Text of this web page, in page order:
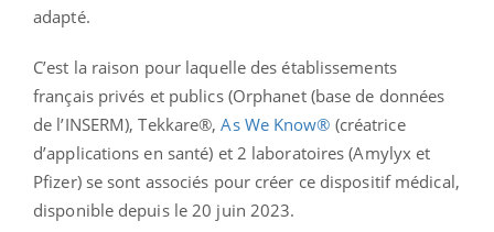
adapté.
C’est la raison pour laquelle des établissements
français privés et publics (Orphanet (base de données
de l’INSERM), Tekkare®,As We Know® (créatrice
d’applications en santé) et 2 laboratoires (Amylyx et
Pfizer) se sont associés pour créer ce dispositif médical,
disponible depuis le 20 juin 2023.